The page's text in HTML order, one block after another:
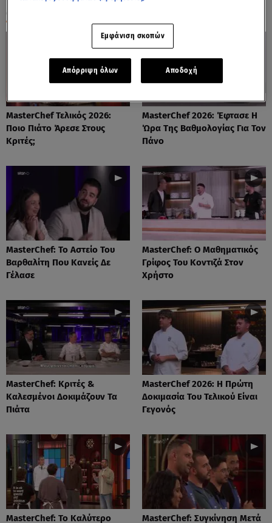
ΟΛΑ ΤΑ ΒΙΝΤΕΟ
MasterChef Τελικός 2026:
Ποιο Πιάτο Άρεσε Στους
Κριτές;
MasterChef 2026: Έφτασε Η
Ώρα Της Βαθμολογίας Για Τον
Πάνο
MasterChef: Το Αστείο Του
Βαρθαλίτη Που Κανείς Δε
Γέλασε
MasterChef: Ο Μαθηματικός
Γρίφος Του Κοντιζά Στον
Χρήστο
MasterChef: Κριτές &
Καλεσμένοι Δοκιμάζουν Τα
Πιάτα
MasterChef 2026: Η Πρώτη
Δοκιμασία Του Τελικού Είναι
Γεγονός
MasterChef: Το Καλύτερο MasterChef: Συγκίνηση Μετά
Εμφάνιση σκοπών
Απόρριψη όλων Αποδοχή